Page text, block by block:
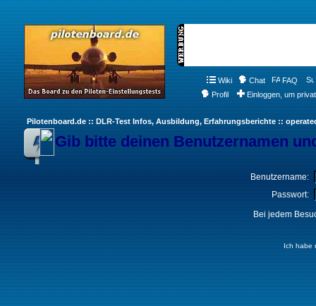
Wiki Chat FAQ
Profil
Einloggen, um
Pilotenboard.de :: DLR-Test Infos, Ausbildung, Erfahrungsberichte ::
Gib bitte deinen Benutzernamen
Benutzername:
Passwort:
Bei jedem
Ich habe